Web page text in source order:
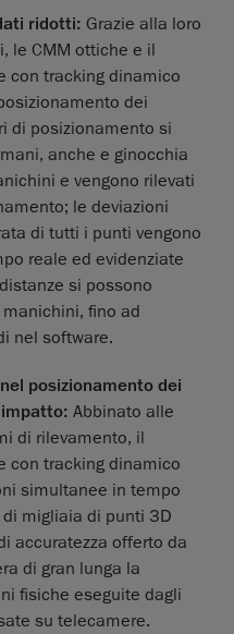
ridotti: Grazie alla loro
le CMM ottiche e il
con tracking dinamico
dei
di posizionamento si
anche e ginocchia
e vengono rilevati
le deviazioni
di tutti i punti vengono
reale ed evidenziate
si possono
fino ad
nel software.
posizionamento dei
Abbinato alle
di rilevamento, il
con tracking dinamico
simultanee in tempo
migliaia di punti 3D
accuratezza offerto da
di gran lunga la
fisiche eseguite dagli
su telecamere.